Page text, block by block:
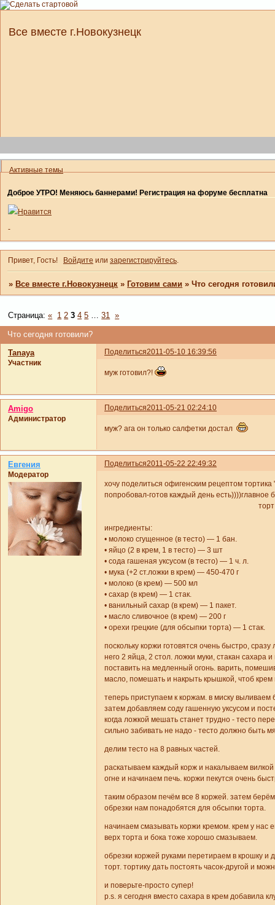
Все вместе г.Новокузнецк
Активные темы
Доброе УТРО! Меняюсь баннерами! Регистрация на форуме бесплатна
Нравится
-
Привет, Гость! Войдите или зарегистрируйтесь.
»Все вместе г.Новокузнецк »Готовим сами »Что сегодня
Что сегодня готовили?
Страница:« 1 2 3 4 5 … 31 »
Поделиться2011-05-10 16:39:56
Tanaya
Участник
муж готовил?!
Поделиться2011-05-21 02:24:10
Amigo
Администратор
муж? ага он только салфетки достал
Поделиться2011-05-22 22:49:32
Евгения
Модератор
хочу поделиться офигенским рецептом
попробовал-готов каждый день есть))))главное
ингредиенты:
• молоко сгущенное (в тесто) — 1 бан.
• яйцо (2 в крем, 1 в тесто) — 3 шт
• сода гашеная уксусом (в тесто) — 1 ч. л.
• мука (+2 ст.ложки в крем) — 450-470 г
• молоко (в крем) — 500 мл
• сахар (в крем) — 1 стак.
• ванильный сахар (в крем) — 1 пакет.
• масло сливочное (в крем) — 200 г
• орехи грецкие (для обсыпки торта) — 1 стак.
поскольку коржи готовятся очень быстро,
него 2 яйца, 2 стол. ложки муки, стакан сахара
поставить на медленный огонь. варить,
масло, помешать и накрыть крышкой, чтоб крем
теперь приступаем к коржам. в миску
затем добавляем соду гашенную уксусом и
когда ложкой мешать станет трудно - тесто
сильно забивать не надо - тесто должно быть
делим тесто на 8 равных частей.
раскатываем каждый корж и накалываем
огне и начинаем печь. коржи пекутся очень
таким образом печём все 8 коржей. затем
обрезки нам понадобятся для обсыпки торта.
начинаем смазывать коржи кремом. крем у нас
верх торта и бока тоже хорошо смазываем.
обрезки коржей руками перетираем в крошку
торт. тортику дать постоять часок-другой и
и поверьте-просто супер!
р.s. я сегодня вместо сахара в крем добавила